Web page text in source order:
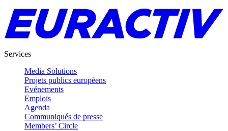
Services
Media Solutions
Projets publics européens
Evénements
Emplois
Agenda
Communiqués de presse
Members’ Circle